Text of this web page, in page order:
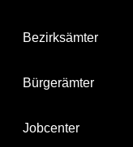
Bezirksämter
Bürgerämter
Jobcenter